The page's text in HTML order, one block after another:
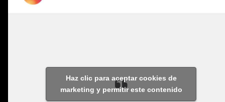
Haz clic para aceptar cookies de
marketing y permitir este contenido